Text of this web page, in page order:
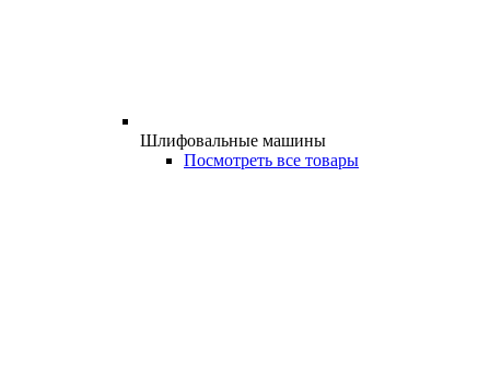
Шлифовальные машины
Посмотреть все товары